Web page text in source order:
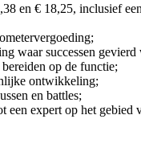
en € 18,25, inclusief
waar successen gevierd
op de functie;
ontwikkeling;
en battles;
expert op het gebied